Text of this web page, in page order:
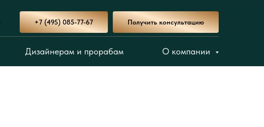
+7 (495) 085-77-67 Получить консультацию
Дизайнерам и прорабам О компании